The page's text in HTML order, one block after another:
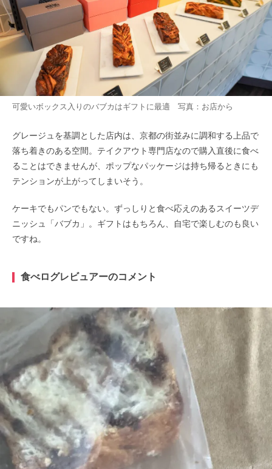
可愛いボックス入りのバブカはギフトに最適 写真：お店から
グレージュを基調とした店内は、京都の街並みに調和する上品で
落ち着きのある空間。テイクアウト専門店なので購入直後に食べ
ることはできませんが、ポップなパッケージは持ち帰るときにも
テンションが上がってしまいそう。
ケーキでもパンでもない。ずっしりと食べ応えのあるスイーツデ
ニッシュ「バブカ」。ギフトはもちろん、自宅で楽しむのも良い
ですね。
食べログレビュアーのコメント